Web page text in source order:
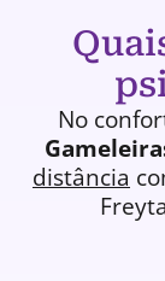
No
distância